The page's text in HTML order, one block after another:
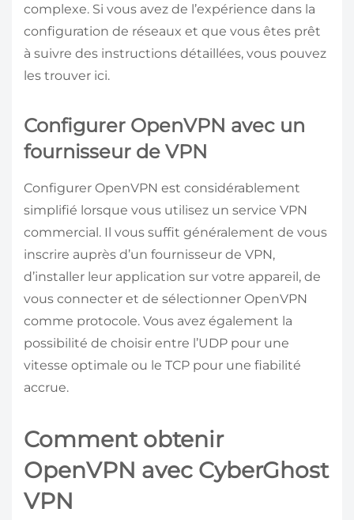
complexe. Si vous avez de l’expérience dans la
configuration de réseaux et que vous êtes prêt
à suivre des instructions détaillées, vous pouvez
les trouver ici.
Configurer OpenVPN avec un
fournisseur de VPN
Configurer OpenVPN est considérablement
simplifié lorsque vous utilisez un service VPN
commercial. Il vous suffit généralement de vous
inscrire auprès d’un fournisseur de VPN,
d’installer leur application sur votre appareil, de
vous connecter et de sélectionner OpenVPN
comme protocole. Vous avez également la
possibilité de choisir entre l’UDP pour une
vitesse optimale ou le TCP pour une fiabilité
accrue.
Comment obtenir
OpenVPN avec CyberGhost
VPN